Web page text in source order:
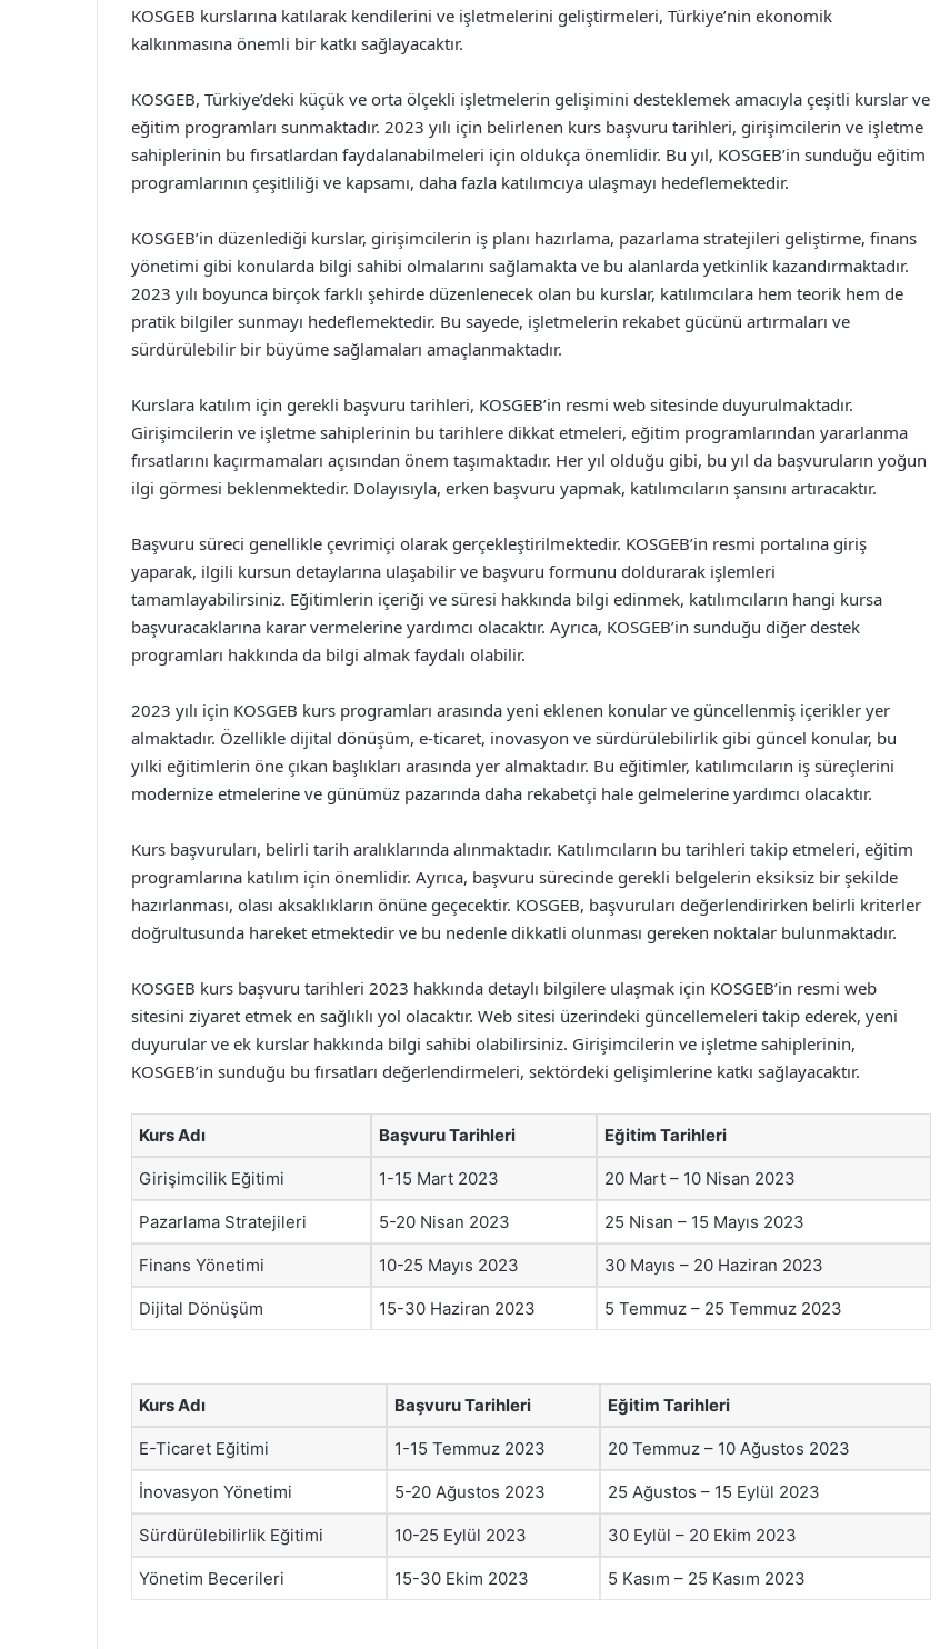
KOSGEB kurslarına katılarak kendilerini ve işletmelerini geliştirmeleri, Türkiye’nin ekonomik
kalkınmasına önemli bir katkı sağlayacaktır.
KOSGEB, Türkiye’deki küçük ve orta ölçekli işletmelerin gelişimini desteklemek amacıyla çeşitli kurslar ve
eğitim programları sunmaktadır. 2023 yılı için belirlenen kurs başvuru tarihleri, girişimcilerin ve işletme
sahiplerinin bu fırsatlardan faydalanabilmeleri için oldukça önemlidir. Bu yıl, KOSGEB’in sunduğu eğitim
programlarının çeşitliliği ve kapsamı, daha fazla katılımcıya ulaşmayı hedeflemektedir.
KOSGEB’in düzenlediği kurslar, girişimcilerin iş planı hazırlama, pazarlama stratejileri geliştirme, finans
yönetimi gibi konularda bilgi sahibi olmalarını sağlamakta ve bu alanlarda yetkinlik kazandırmaktadır.
2023 yılı boyunca birçok farklı şehirde düzenlenecek olan bu kurslar, katılımcılara hem teorik hem de
pratik bilgiler sunmayı hedeflemektedir. Bu sayede, işletmelerin rekabet gücünü artırmaları ve
sürdürülebilir bir büyüme sağlamaları amaçlanmaktadır.
Kurslara katılım için gerekli başvuru tarihleri, KOSGEB’in resmi web sitesinde duyurulmaktadır.
Girişimcilerin ve işletme sahiplerinin bu tarihlere dikkat etmeleri, eğitim programlarından yararlanma
fırsatlarını kaçırmamaları açısından önem taşımaktadır. Her yıl olduğu gibi, bu yıl da başvuruların yoğun
ilgi görmesi beklenmektedir. Dolayısıyla, erken başvuru yapmak, katılımcıların şansını artıracaktır.
Başvuru süreci genellikle çevrimiçi olarak gerçekleştirilmektedir. KOSGEB’in resmi portalına giriş
yaparak, ilgili kursun detaylarına ulaşabilir ve başvuru formunu doldurarak işlemleri
tamamlayabilirsiniz. Eğitimlerin içeriği ve süresi hakkında bilgi edinmek, katılımcıların hangi kursa
başvuracaklarına karar vermelerine yardımcı olacaktır. Ayrıca, KOSGEB’in sunduğu diğer destek
programları hakkında da bilgi almak faydalı olabilir.
2023 yılı için KOSGEB kurs programları arasında yeni eklenen konular ve güncellenmiş içerikler yer
almaktadır. Özellikle dijital dönüşüm, e-ticaret, inovasyon ve sürdürülebilirlik gibi güncel konular, bu
yılki eğitimlerin öne çıkan başlıkları arasında yer almaktadır. Bu eğitimler, katılımcıların iş süreçlerini
modernize etmelerine ve günümüz pazarında daha rekabetçi hale gelmelerine yardımcı olacaktır.
Kurs başvuruları, belirli tarih aralıklarında alınmaktadır. Katılımcıların bu tarihleri takip etmeleri, eğitim
programlarına katılım için önemlidir. Ayrıca, başvuru sürecinde gerekli belgelerin eksiksiz bir şekilde
hazırlanması, olası aksaklıkların önüne geçecektir. KOSGEB, başvuruları değerlendirirken belirli kriterler
doğrultusunda hareket etmektedir ve bu nedenle dikkatli olunması gereken noktalar bulunmaktadır.
KOSGEB kurs başvuru tarihleri 2023 hakkında detaylı bilgilere ulaşmak için KOSGEB’in resmi web
sitesini ziyaret etmek en sağlıklı yol olacaktır. Web sitesi üzerindeki güncellemeleri takip ederek, yeni
duyurular ve ek kurslar hakkında bilgi sahibi olabilirsiniz. Girişimcilerin ve işletme sahiplerinin,
KOSGEB’in sunduğu bu fırsatları değerlendirmeleri, sektördeki gelişimlerine katkı sağlayacaktır.
Kurs Adı Başvuru Tarihleri Eğitim Tarihleri
Girişimcilik Eğitimi 1-15 Mart 2023 20 Mart – 10 Nisan 2023
Pazarlama Stratejileri 5-20 Nisan 2023 25 Nisan – 15 Mayıs 2023
Finans Yönetimi 10-25 Mayıs 2023 30 Mayıs – 20 Haziran 2023
Dijital Dönüşüm 15-30 Haziran 2023 5 Temmuz – 25 Temmuz 2023
Kurs Adı Başvuru Tarihleri Eğitim Tarihleri
E-Ticaret Eğitimi 1-15 Temmuz 2023 20 Temmuz – 10 Ağustos 2023
İnovasyon Yönetimi 5-20 Ağustos 2023 25 Ağustos – 15 Eylül 2023
Sürdürülebilirlik Eğitimi 10-25 Eylül 2023 30 Eylül – 20 Ekim 2023
Yönetim Becerileri 15-30 Ekim 2023 5 Kasım – 25 Kasım 2023